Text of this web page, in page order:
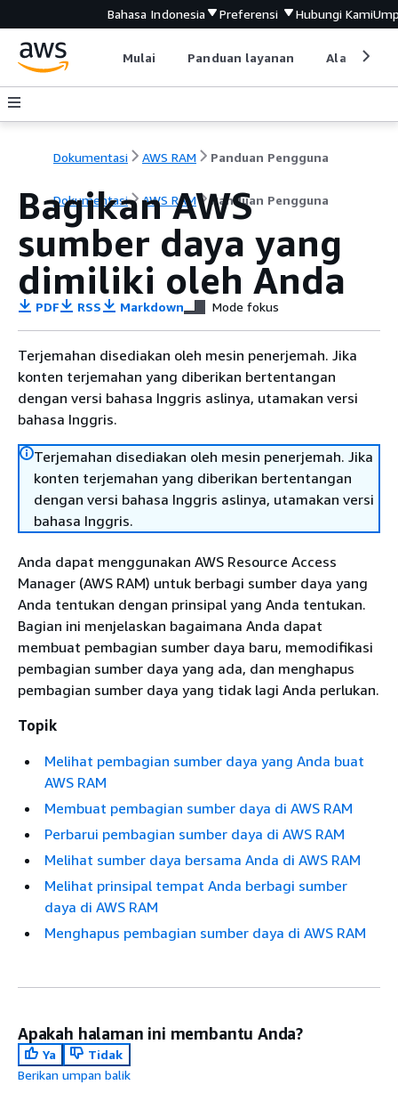
Bahasa Indonesia Preferensi Hubungi Kami
Mulai Panduan layanan Alat
Dokumentasi AWS RAM Panduan Pengguna
Dokumentasi AWS RAM Panduan Pengguna
Bagikan AWS
sumber daya yang
dimiliki oleh Anda
PDF RSS Markdown Mode fokus
Terjemahan disediakan oleh mesin penerjemah. Jika
konten terjemahan yang diberikan bertentangan
dengan versi bahasa Inggris aslinya, utamakan versi
bahasa Inggris.
Terjemahan disediakan oleh mesin penerjemah. Jika
konten terjemahan yang diberikan bertentangan
dengan versi bahasa Inggris aslinya, utamakan versi
bahasa Inggris.
Anda dapat menggunakan AWS Resource Access
Manager (AWS RAM) untuk berbagi sumber daya yang
Anda tentukan dengan prinsipal yang Anda tentukan.
Bagian ini menjelaskan bagaimana Anda dapat
membuat pembagian sumber daya baru, memodifikasi
pembagian sumber daya yang ada, dan menghapus
pembagian sumber daya yang tidak lagi Anda perlukan.
Topik
Melihat pembagian sumber daya yang Anda buat
AWS RAM
Membuat pembagian sumber daya di AWS RAM
Perbarui pembagian sumber daya di AWS RAM
Melihat sumber daya bersama Anda di AWS RAM
Melihat prinsipal tempat Anda berbagi sumber
daya di AWS RAM
Menghapus pembagian sumber daya di AWS RAM
Apakah halaman ini membantu Anda?
Ya
Tidak
Berikan umpan balik